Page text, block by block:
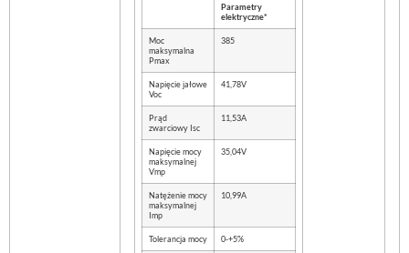
Parametry
elektryczne*
Moc
maksymalna
Pmax
385
Napięcie jałowe
Voc
41,78V
Prąd
zwarciowy Isc
11,53A
Napięcie mocy
maksymalnej
Vmp
35,04V
Natężenie mocy
maksymalnej
Imp
10,99A
Tolerancja mocy 0-+5%